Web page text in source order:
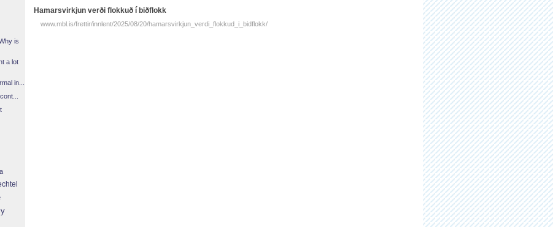
Hamarsvirkjun verði flokkuð í biðflokk
www.mbl.is/frettir/innlent/2025/08/20/hamarsvirkjun_verdi_flokkud_i_bidflokk/
is
a lot
in...